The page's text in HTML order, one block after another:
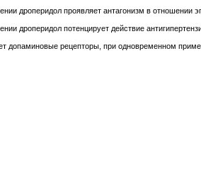
дроперидол проявляет антагонизм в отношении
дроперидол потенцирует действие
допаминовые рецепторы, при одновременном